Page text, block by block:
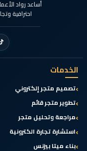
أساعد رواد
احترافية
الخدمات
تصميم متجر إلكتروني
تطوير متجر قائم
مراجعة وتحليل متجر
استشارة تجارة الكترونية
بناء ميتا بيزنس